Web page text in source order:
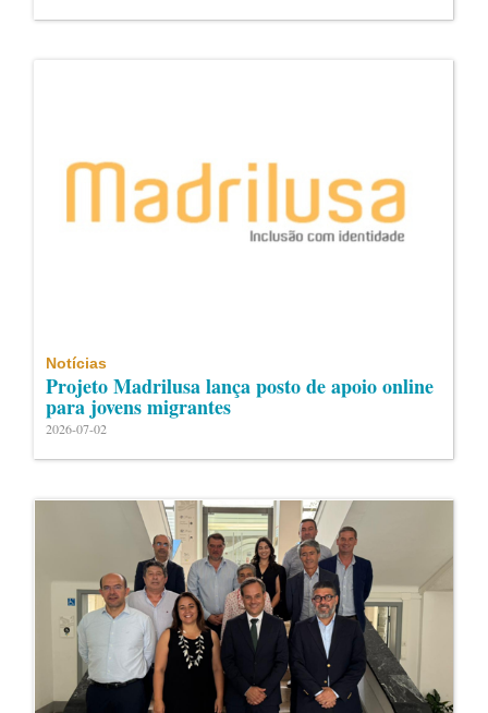
Notícias
Projeto Madrilusa lança posto de apoio online
para jovens migrantes
2026-07-02